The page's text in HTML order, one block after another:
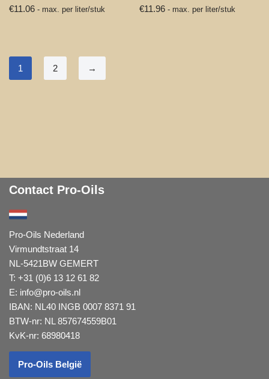
€11.06 - max. per liter/stuk €11.96 - max. per liter/stuk
1 2 →
Contact Pro-Oils
Pro-Oils Nederland
Virmundtstraat 14
NL-5421BW GEMERT
T: +31 (0)6 13 12 61 82
E: info@pro-oils.nl
IBAN: NL40 INGB 0007 8371 91
BTW-nr: NL 857674559B01
KvK-nr: 68980418
Pro-Oils België